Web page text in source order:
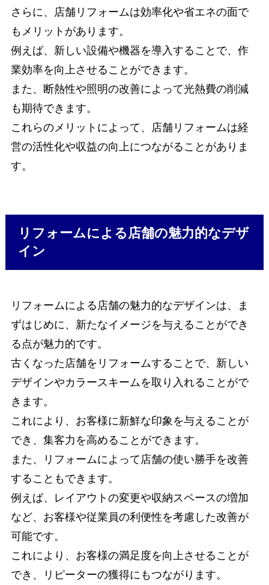
さらに、店舗リフォームは効率化や省エネの面で
もメリットがあります。
例えば、新しい設備や機器を導入することで、作
業効率を向上させることができます。
また、断熱性や照明の改善によって光熱費の削減
も期待できます。
これらのメリットによって、店舗リフォームは経
営の活性化や収益の向上につながることがありま
す。
リフォームによる店舗の魅力的なデザ
イン
リフォームによる店舗の魅力的なデザインは、ま
ずはじめに、新たなイメージを与えることができ
る点が魅力的です。
古くなった店舗をリフォームすることで、新しい
デザインやカラースキームを取り入れることがで
きます。
これにより、お客様に新鮮な印象を与えることが
でき、集客力を高めることができます。
また、リフォームによって店舗の使い勝手を改善
することもできます。
例えば、レイアウトの変更や収納スペースの増加
など、お客様や従業員の利便性を考慮した改善が
可能です。
これにより、お客様の満足度を向上させることが
でき、リピーターの獲得にもつながります。